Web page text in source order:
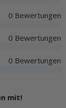
0 Bewertungen
0 Bewertungen
0 Bewertungen
mit!